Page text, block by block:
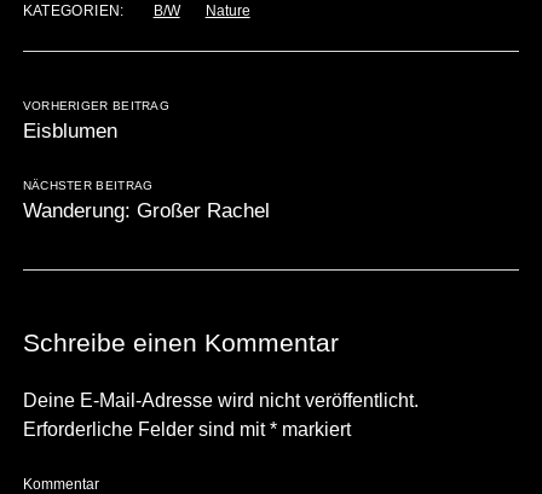
KATEGORIEN: B/W Nature
VORHERIGER BEITRAG
Eisblumen
NÄCHSTER BEITRAG
Wanderung: Großer Rachel
Schreibe einen Kommentar
Deine E-Mail-Adresse wird nicht veröffentlicht.
Erforderliche Felder sind mit*markiert
Kommentar